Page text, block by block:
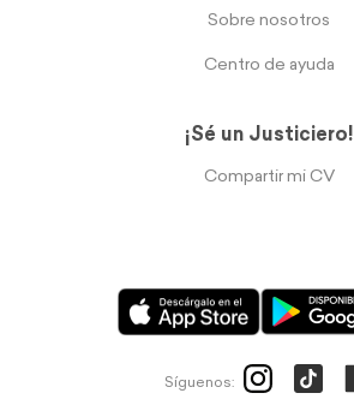
Sobre nosotros
Centro de ayuda
¡Sé un Justiciero!
Compartir mi CV
Síguenos: